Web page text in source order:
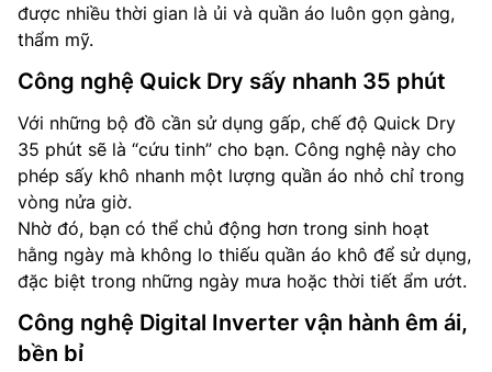
được nhiều thời gian là ủi và quần áo luôn gọn gàng,
thẩm mỹ.
Công nghệ Quick Dry sấy nhanh 35 phút
Với những bộ đồ cần sử dụng gấp, chế độ Quick Dry
35 phút sẽ là “cứu tinh” cho bạn. Công nghệ này cho
phép sấy khô nhanh một lượng quần áo nhỏ chỉ trong
vòng nửa giờ.
Nhờ đó, bạn có thể chủ động hơn trong sinh hoạt
hằng ngày mà không lo thiếu quần áo khô để sử dụng,
đặc biệt trong những ngày mưa hoặc thời tiết ẩm ướt.
Công nghệ Digital Inverter vận hành êm ái,
bền bỉ